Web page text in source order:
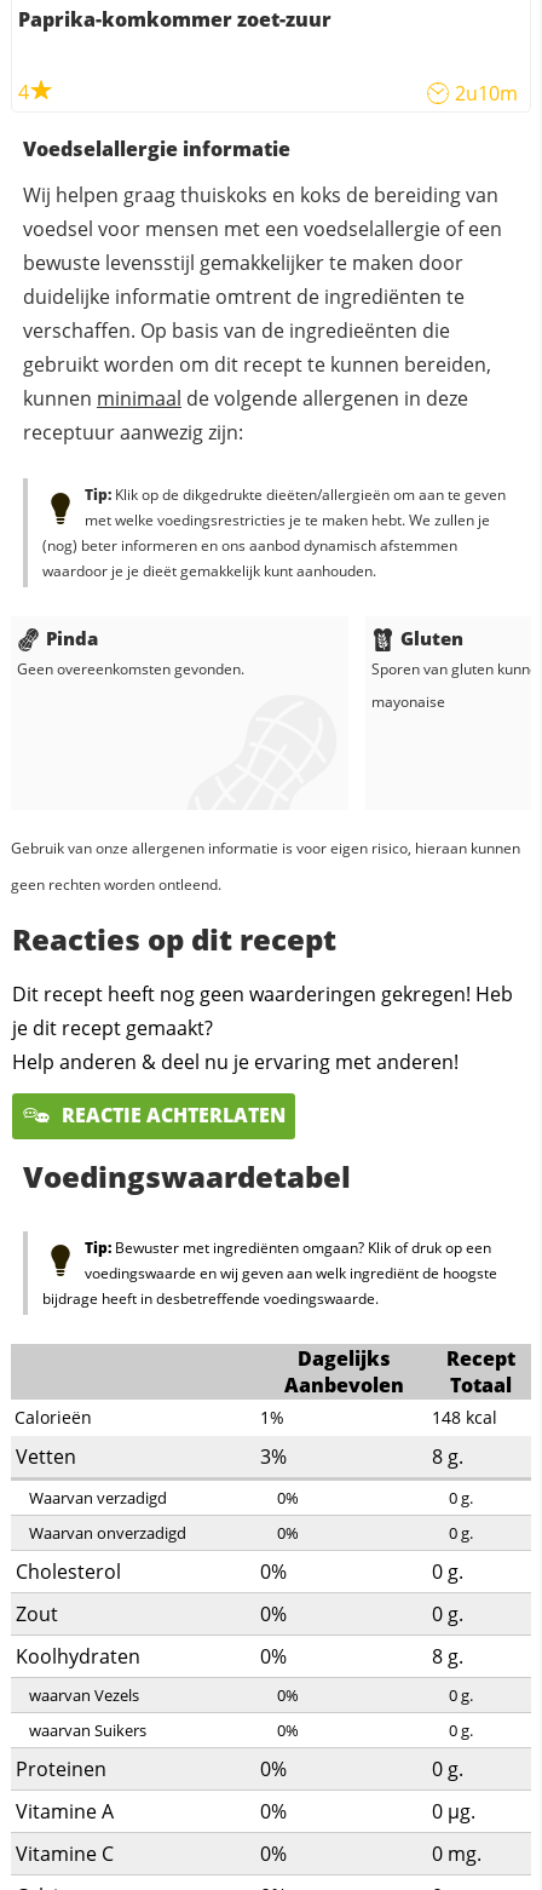
Paprika-komkommer zoet-zuur
4 2u10m
Voedselallergie informatie
Wij helpen graag thuiskoks en koks de bereiding van
voedsel voor mensen met een voedselallergie of een
bewuste levensstijl gemakkelijker te maken door
duidelijke informatie omtrent de ingrediënten te
verschaffen. Op basis van de ingredieënten die
gebruikt worden om dit recept te kunnen bereiden,
kunnen minimaal de volgende allergenen in deze
receptuur aanwezig zijn:
Tip:Klik op de dikgedrukte dieëten/allergieën om aan te geven
met welke voedingsrestricties je te maken hebt. We zullen je
(nog) beter informeren en ons aanbod dynamisch afstemmen
waardoor je je dieët gemakkelijk kunt aanhouden.
Pinda
Geen overeenkomsten gevonden.
Gluten
Sporen van gluten
mayonaise
Gebruik van onze allergenen informatie is voor eigen risico, hieraan kunnen
geen rechten worden ontleend.
Reacties op dit recept
Dit recept heeft nog geen waarderingen gekregen! Heb
je dit recept gemaakt?
Help anderen & deel nu je ervaring met anderen!
REACTIE ACHTERLATEN
Voedingswaardetabel
Tip:Bewuster met ingrediënten omgaan? Klik of druk op een
voedingswaarde en wij geven aan welk ingrediënt de hoogste
bijdrage heeft in desbetreffende voedingswaarde.
Dagelijks
Aanbevolen
Recept
Totaal
Calorieën 1% 148 kcal
Vetten 3% 8 g.
Waarvan verzadigd 0% 0g.
Waarvan onverzadigd
0% 0g.
Cholesterol 0% 0 g.
Zout
0% 0 g.
Koolhydraten
0% 8 g.
waarvan Vezels 0% 0g.
waarvan Suikers
0% 0g.
Proteinen 0% 0 g.
Vitamine A
0% 0 µg.
Vitamine C
0% 0 mg.